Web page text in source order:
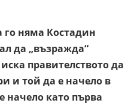
няма Костадин
да „възражда“
правителството да
и той да е начело в
начело като първа